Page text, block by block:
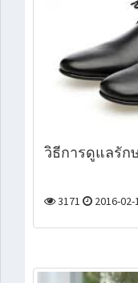
วิธีการดูแลรัก
3171 2016-02-